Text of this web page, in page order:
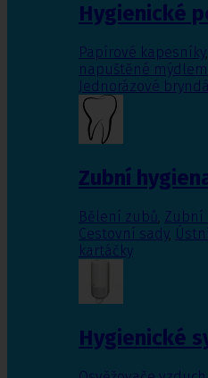
Hygienické
Papírové kapesníky,
napuštěné mýdlem
Jednorázové
Zubní
Bělení zubů, Zubní
Cestovní sady,
kartáčky
Hygienické